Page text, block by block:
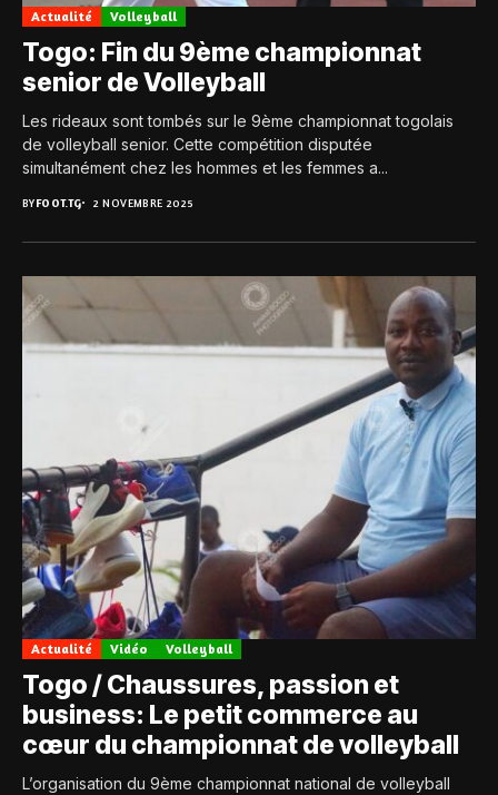
Actualité Volleyball
Togo: Fin du 9ème championnat
senior de Volleyball
Les rideaux sont tombés sur le 9ème championnat togolais
de volleyball senior. Cette compétition disputée
simultanément chez les hommes et les femmes a...
BYFOOT.TG 2 NOVEMBRE 2025
Actualité Vidéo Volleyball
Togo / Chaussures, passion et
business: Le petit commerce au
cœur du championnat de volleyball
L’organisation du 9ème championnat national de volleyball